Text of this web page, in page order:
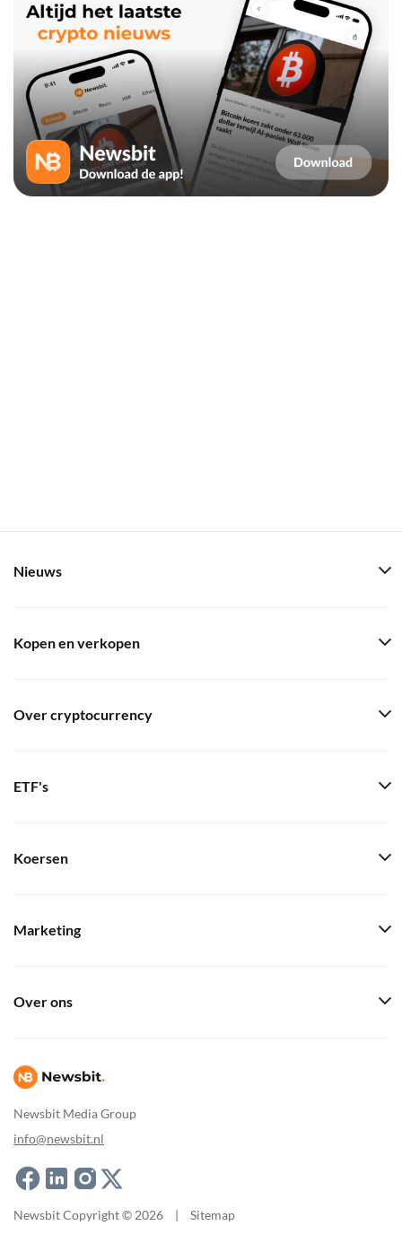
Newsbit Media Group
info@newsbit.nl
Nieuws
Kopen en verkopen
Over cryptocurrency
ETF's
Koersen
Marketing
Over ons
Newsbit Copyright © 2026 | Sitemap